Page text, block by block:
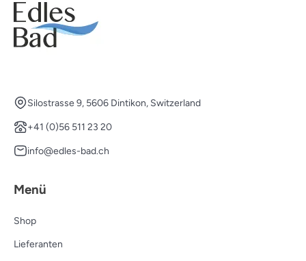
Silostrasse 9, 5606 Dintikon, Switzerland
+41 (0)56 511 23 20
info@edles-bad.ch
Menü
Shop
Lieferanten